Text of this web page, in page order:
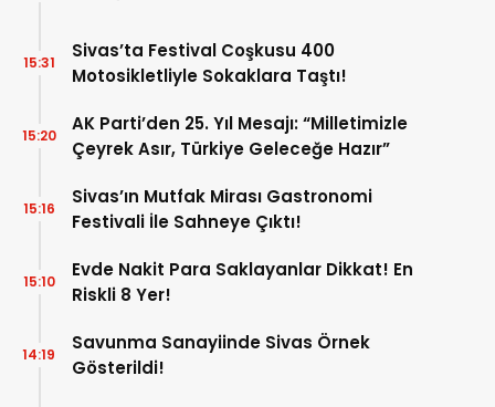
Sivas’ta Festival Coşkusu 400
Motosikletliyle Sokaklara Taştı!
15:31
AK Parti’den 25. Yıl Mesajı: “Milletimizle
Çeyrek Asır, Türkiye Geleceğe Hazır”
15:20
Sivas’ın Mutfak Mirası Gastronomi
Festivali İle Sahneye Çıktı!
15:16
Evde Nakit Para Saklayanlar Dikkat! En
Riskli 8 Yer!
15:10
Savunma Sanayiinde Sivas Örnek
Gösterildi!
14:19